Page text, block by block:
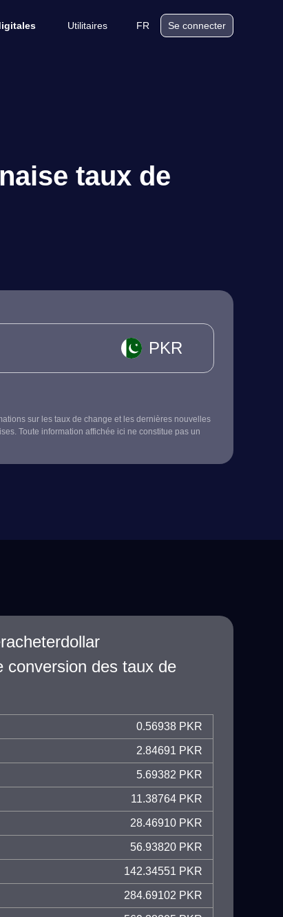
Utilitaires FR Se connecter
taux de
PKR
sur les taux de change et les dernières nouvelles
Toute information affichée ici ne constitue pas un
conversion des taux de
0.56938 PKR
2.84691 PKR
5.69382 PKR
11.38764 PKR
28.46910 PKR
56.93820 PKR
142.34551 PKR
284.69102 PKR